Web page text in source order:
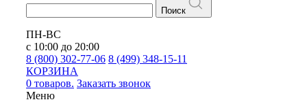
Поиск
ПН-ВС
с 10:00 до 20:00
8 (800) 302-77-06 8 (499) 348-15-11
КОРЗИНА
0 товаров. Заказать звонок
Меню